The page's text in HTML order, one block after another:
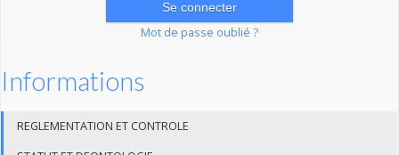
Mot de passe oublié ?
Informations
REGLEMENTATION ET CONTROLE